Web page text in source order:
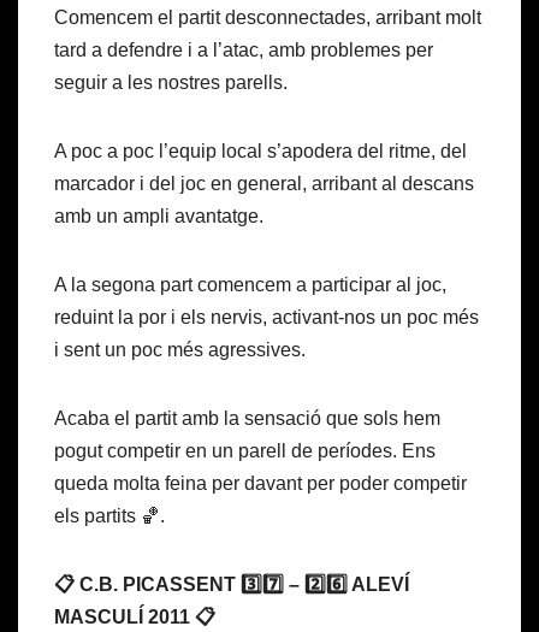
Comencem el partit desconnectades, arribant molt
tard a defendre i a l’atac, amb problemes per
seguir a les nostres parells.
A poc a poc l’equip local s’apodera del ritme, del
marcador i del joc en general, arribant al descans
amb un ampli avantatge.
A la segona part comencem a participar al joc,
reduint la por i els nervis, activant-nos un poc més
i sent un poc més agressives.
Acaba el partit amb la sensació que sols hem
pogut competir en un parell de períodes. Ens
queda molta feina per davant per poder competir
els partits 🏀.
📋 C.B. PICASSENT 3️⃣7️⃣ – 2️⃣6️⃣ ALEVÍ
MASCULÍ 2011 📋